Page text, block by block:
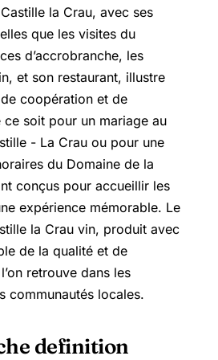
la Crau, avec ses
que les visites du
d’accrobranche, les
et son restaurant, illustre
coopération et de
ce soit pour un mariage au
- La Crau ou pour une
du Domaine de la
conçus pour accueillir les
expérience mémorable. Le
la Crau vin, produit avec
de la qualité et de
retrouve dans les
communautés locales.
definition